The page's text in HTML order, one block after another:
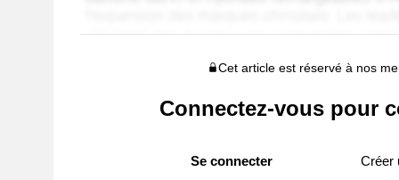
Cet article est réservé à nos
Connectez-vous pour
Se connecter Créer